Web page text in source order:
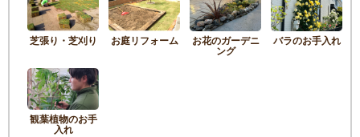
芝張り・芝刈り お庭リフォーム お花のガーデニ
ング
バラのお手入れ
観葉植物のお手
入れ